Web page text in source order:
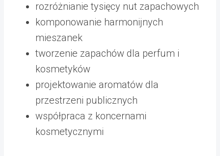
rozróżnianie tysięcy nut zapachowych
komponowanie harmonijnych
mieszanek
tworzenie zapachów dla perfum i
kosmetyków
projektowanie aromatów dla
przestrzeni publicznych
współpraca z koncernami
kosmetycznymi